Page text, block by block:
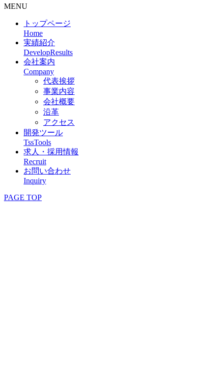
MENU
トップページ
Home
実績紹介
DevelopResults
会社案内
Company
代表挨拶
事業内容
会社概要
沿革
アクセス
開発ツール
TssTools
求人・採用情報
Recruit
お問い合わせ
Inquiry
PAGE TOP